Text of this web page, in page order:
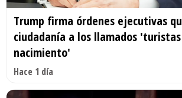
Trump firma órdenes ejecutivas
ciudadanía a los llamados
nacimiento'
Hace 1 día